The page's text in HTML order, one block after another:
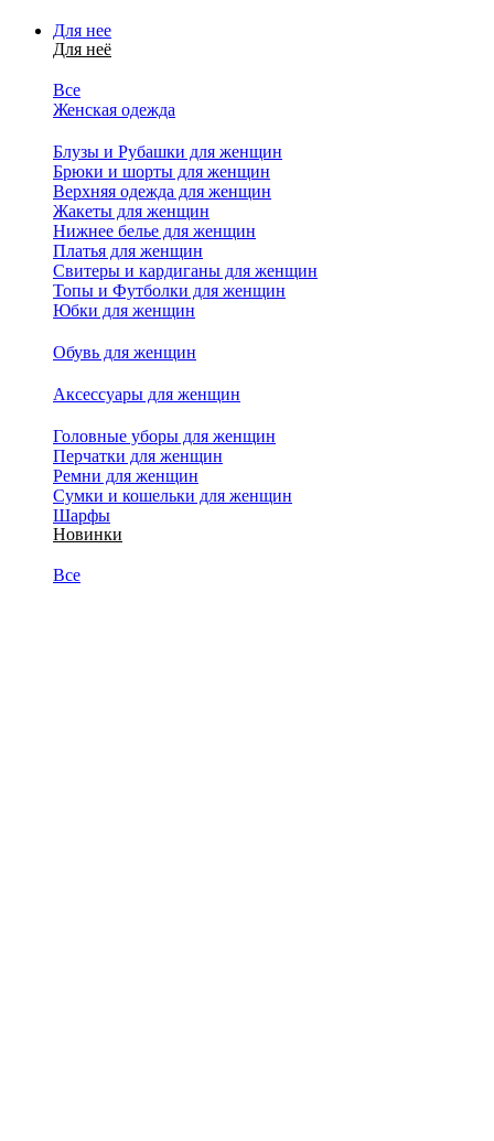
Для нее
Для неё
Все
Женская одежда
Блузы и Рубашки для женщин
Брюки и шорты для женщин
Верхняя одежда для женщин
Жакеты для женщин
Нижнее белье для женщин
Платья для женщин
Свитеры и кардиганы для женщин
Топы и Футболки для женщин
Юбки для женщин
Обувь для женщин
Аксессуары для женщин
Головные уборы для женщин
Перчатки для женщин
Ремни для женщин
Сумки и кошельки для женщин
Шарфы
Новинки
Все